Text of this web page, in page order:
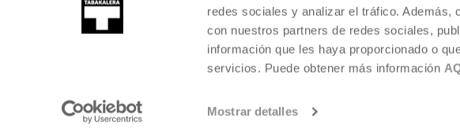
redes sociales y analizar el tráfico. Además,
con nuestros partners de redes sociales,
información que les haya proporcionado o
servicios. Puede obtener más información
Mostrar detalles
2026 TABAKALERA.
CENTRO INTERNACIONAL DE CULTURA CONTEMPORÁNEA,